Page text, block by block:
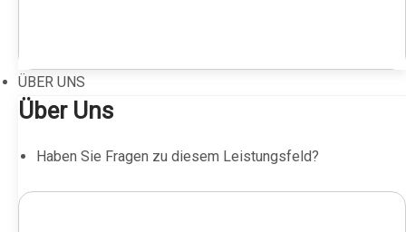
ÜBER UNS
Über Uns
Haben Sie Fragen zu diesem Leistungsfeld?